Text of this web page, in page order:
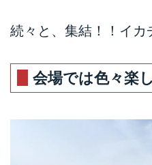
続々と、集結！！イカ
会場では色々楽